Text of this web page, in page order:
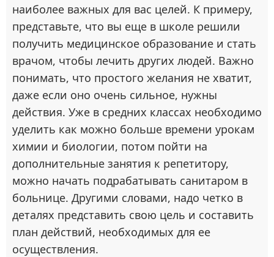
наиболее важных для вас целей. К примеру,
представьте, что вы еще в школе решили
получить медицинское образование и стать
врачом, чтобы лечить других людей. Важно
понимать, что простого желания не хватит,
даже если оно очень сильное, нужны
действия. Уже в средних классах необходимо
уделить как можно больше времени урокам
химии и биологии, потом пойти на
дополнительные занятия к репетитору,
можно начать подрабатывать санитаром в
больнице. Другими словами, надо четко в
деталях представить свою цель и составить
план действий, необходимых для ее
осуществления.